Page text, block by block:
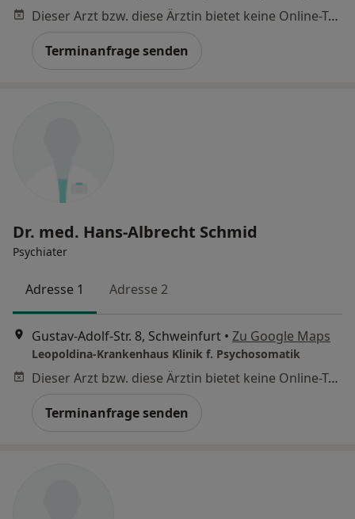
Dieser Arzt bzw. diese Ärztin bietet keine Online-Terminbuchung an diesem Standort an.
Terminanfrage senden
Dr. med. Hans-Albrecht Schmid
Psychiater
Adresse 1 Adresse 2
Gustav-Adolf-Str. 8, Schweinfurt • Zu Google Maps
Leopoldina-Krankenhaus Klinik f. Psychosomatik
Dieser Arzt bzw. diese Ärztin bietet keine Online-Terminbuchung an diesem Standort an.
Terminanfrage senden